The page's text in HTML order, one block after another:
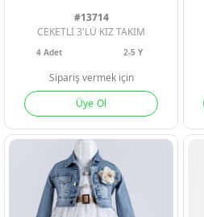
PEMBE BEYAZ HARDAL
#13714
CEKETLİ 3'LÜ KIZ TAKIM
4Adet 2-5 Y
Sipariş vermek için
Üye Ol